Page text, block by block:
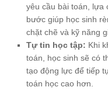
yêu cầu bài toán, lựa
bước giúp học sinh
chặt chẽ và kỹ năng
Tự tin học tập: Khi
toán, học sinh sẽ có
tạo động lực để tiếp
toán học cao hơn.